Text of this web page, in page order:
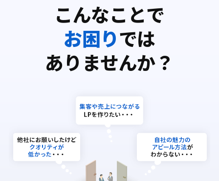
こんなことで
お困りでは
ありませんか？